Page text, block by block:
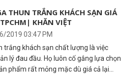
THUN TRẮNG KHÁCH SẠN GIÁ
KHĂN VIỆT
2019 03:47 PM
trắng khách sạn chất lượng là việc
lý đau đầu. Họ luôn cố gắng lựa chọn
phẩm rất mỏng mặc dù giá cả lại